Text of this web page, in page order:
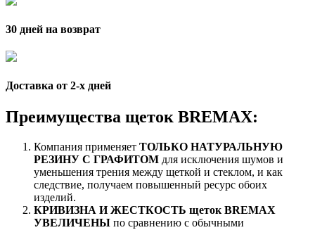
30 дней на возврат
Доставка от 2-x дней
Преимущества щеток BREMAX:
Компания применяет ТОЛЬКО НАТУРАЛЬНУЮ
РЕЗИНУ С ГРАФИТОМ для исключения шумов и
уменьшения трения между щеткой и стеклом, и как
следствие, получаем повышенный ресурс обоих
изделий.
КРИВИЗНА И ЖЕСТКОСТЬ щеток BREMAX
УВЕЛИЧЕНЫ по сравнению с обычными